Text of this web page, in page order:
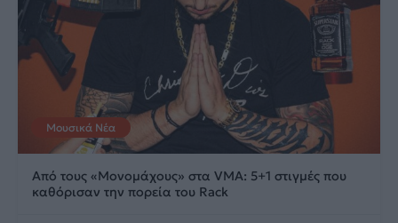
Μουσικά Νέα
Από τους «Μονομάχους» στα VMA: 5+1 στιγμές που
καθόρισαν την πορεία του Rack